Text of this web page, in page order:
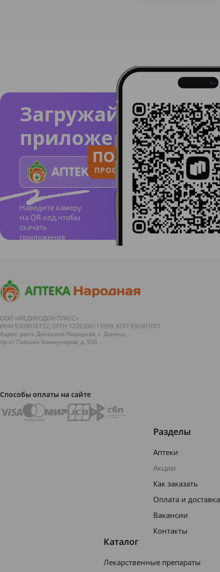
Загружайте
приложение
Наведите камеру
на QR-код,чтобы
скачать
приложение
ПОЛЬЗУЙСЯ
ПРОСТО И ПОНЯТНО
ООО «МЕДИКОДОН ПЛЮС»
ИНН 9309016732, ОГРН 1229300111699, КПП 930301001
Адрес: респ. Донецкая Народная, г. Донецк,
пр-кт Павших Коммунаров, д. 95б
Способы оплаты на сайте
Разделы
Аптеки
Акции
Как заказать
Оплата и доставка
Вакансии
Контакты
Каталог
Лекарственные препараты